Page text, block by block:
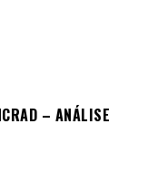
– ANÁLISE